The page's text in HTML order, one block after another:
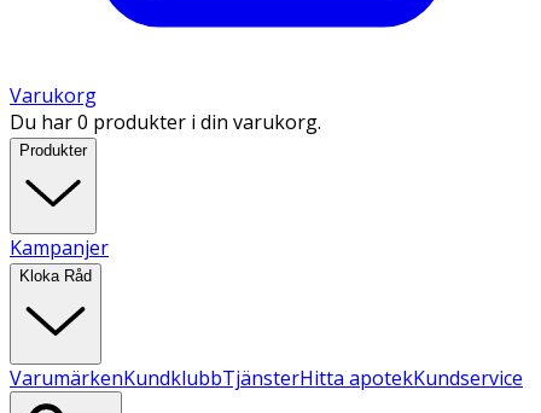
Varukorg
Du har 0 produkter i din varukorg.
Produkter
Kampanjer
Kloka Råd
VarumärkenKundklubbTjänsterHitta apotekKundservice